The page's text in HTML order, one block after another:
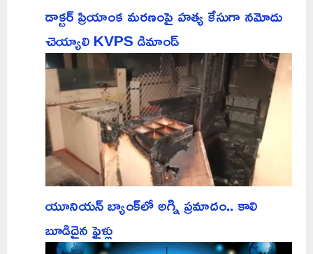
డాక్టర్ ప్రియాంక మరణంపై హత్య కేసుగా నమోదు
చెయ్యాలి KVPS డిమాండ్
యూనియన్ బ్యాంక్‌లో అగ్ని ప్రమాదం.. కాలి
బూడిదైన ఫైళ్లు